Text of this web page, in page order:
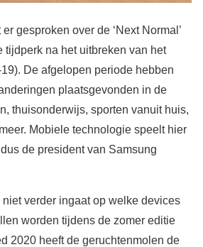
gesproken over de ‘Next Normal’
tijdperk na het uitbreken van het
De afgelopen periode hebben
plaatsgevonden in de
thuisonderwijs, sporten vanuit huis,
Mobiele technologie speelt hier
de president van Samsung
verder ingaat op welke devices
worden tijdens de zomer editie
2020 heeft de geruchtenmolen de